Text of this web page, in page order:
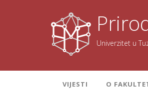
Univerzitet u
VIJESTI O